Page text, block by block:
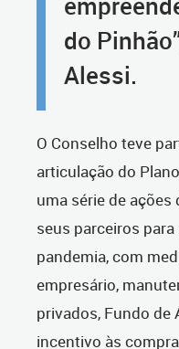
do
Alessi.
O Conselho teve
articulação do
uma série de
seus parceiros
pandemia, com
empresário,
privados, Fundo de
incentivo às